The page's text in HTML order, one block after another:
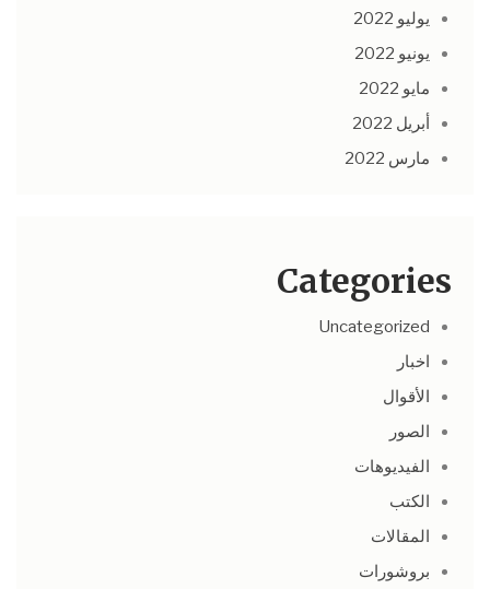
يوليو 2022
يونيو 2022
مايو 2022
أبريل 2022
مارس 2022
Categories
Uncategorized
اخبار
الأقوال
الصور
الفيديوهات
الكتب
المقالات
بروشورات